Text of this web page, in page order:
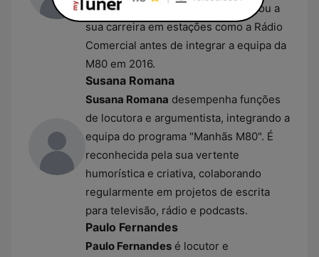
iniciado na década de 90, consolidou a
sua carreira em estações como a Rádio
Comercial antes de integrar a equipa da
M80 em 2016.
Susana Romana
Susana Romana desempenha funções
de locutora e argumentista, integrando a
equipa do programa "Manhãs M80". É
reconhecida pela sua vertente
humorística e criativa, colaborando
regularmente em projetos de escrita
para televisão, rádio e podcasts.
Paulo Fernandes
Paulo Fernandes é locutor e